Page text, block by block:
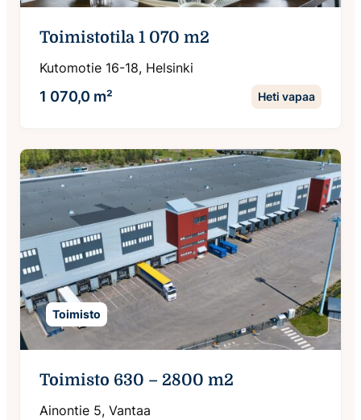
Toimistotila 1 070 m2
Kutomotie 16-18, Helsinki
1 070,0 m² Heti vapaa
Toimisto
Toimisto 630 – 2800 m2
Ainontie 5, Vantaa